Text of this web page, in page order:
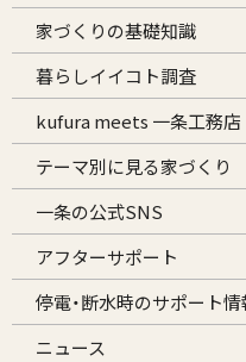
家づくりの基礎知識
暮らしイイコト調査
kufura meets 一条工務店
テーマ別に見る家づくり
一条の公式SNS
アフターサポート
停電・断水時のサポート情
ニュース